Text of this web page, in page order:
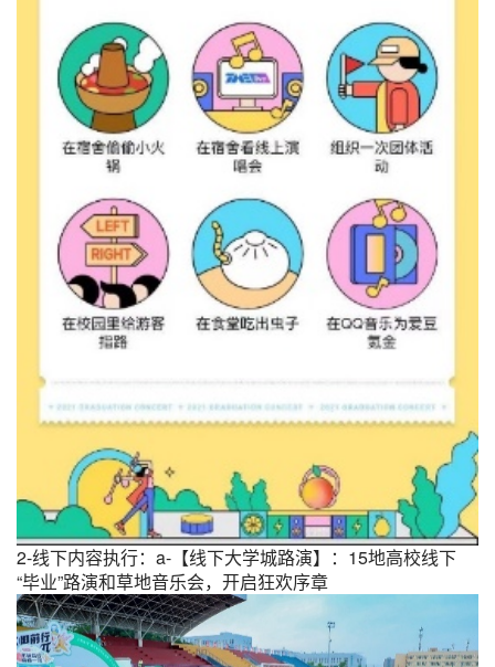
2-线下内容执行：a-【线下大学城路演】：15地高校线下
“毕业”路演和草地音乐会，开启狂欢序章